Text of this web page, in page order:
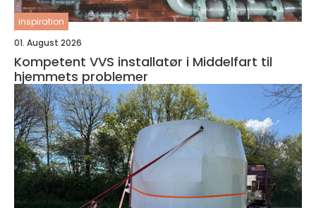
inspiration
01. August 2026
Kompetent VVS installatør i Middelfart til
hjemmets problemer